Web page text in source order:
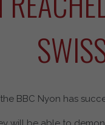
BBC Nyon has